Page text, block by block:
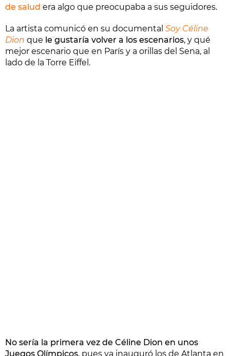
de salud era algo que preocupaba a sus seguidores.
La artista comunicó en su documental Soy Céline
Dion que le gustaría volver a los escenarios, y qué
mejor escenario que en París y a orillas del Sena, al
lado de la Torre Eiffel.
No sería la primera vez de Céline Dion en unos
Juegos Olímpicos, pues ya inauguró los de Atlanta en